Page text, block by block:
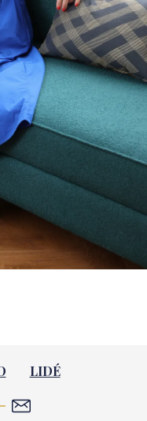
LIDÉ